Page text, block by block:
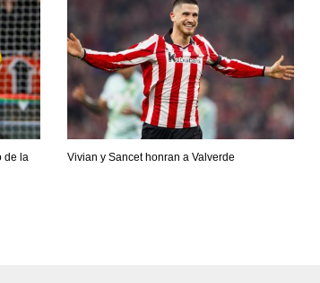
de la
Vivian y Sancet honran a Valverde